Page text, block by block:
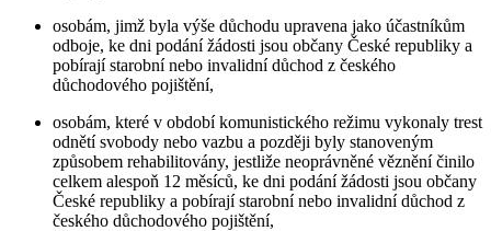
osobám, jimž byla výše důchodu upravena jako účastníkům
odboje, ke dni podání žádosti jsou občany České republiky a
pobírají starobní nebo invalidní důchod z českého
důchodového pojištění,
osobám, které v období komunistického režimu vykonaly trest
odnětí svobody nebo vazbu a později byly stanoveným
způsobem rehabilitovány, jestliže neoprávněné věznění činilo
celkem alespoň 12 měsíců, ke dni podání žádosti jsou občany
České republiky a pobírají starobní nebo invalidní důchod z
českého důchodového pojištění,